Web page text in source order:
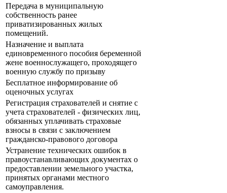
Передача в муниципальную
собственность ранее
приватизированных жилых
помещений.
Назначение и выплата
единовременного пособия беременной
жене военнослужащего, проходящего
военную службу по призыву
Бесплатное информирование об
оценочных услугах
Регистрация страхователей и снятие с
учета страхователей - физических лиц,
обязанных уплачивать страховые
взносы в связи с заключением
гражданско-правового договора
Устранение технических ошибок в
правоустанавливающих документах о
предоставлении земельного участка,
принятых органами местного
самоуправления.